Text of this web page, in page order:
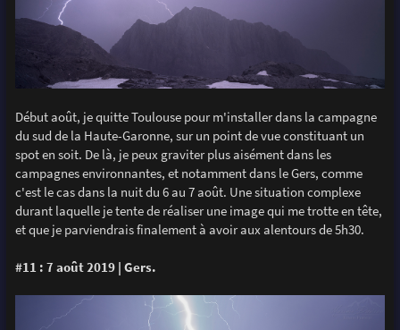
Début août, je quitte Toulouse pour m'installer dans la campagne
du sud de la Haute-Garonne, sur un point de vue constituant un
spot en soit. De là, je peux graviter plus aisément dans les
campagnes environnantes, et notamment dans le Gers, comme
c'est le cas dans la nuit du 6 au 7 août. Une situation complexe
durant laquelle je tente de réaliser une image qui me trotte en tête,
et que je parviendrais finalement à avoir aux alentours de 5h30.
#11 : 7 août 2019 | Gers.